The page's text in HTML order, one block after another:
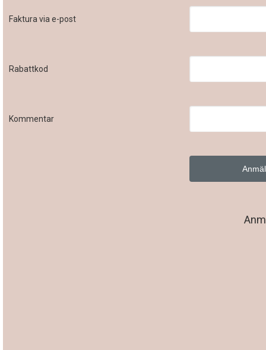
Faktura via e-post
Rabattkod
Kommentar